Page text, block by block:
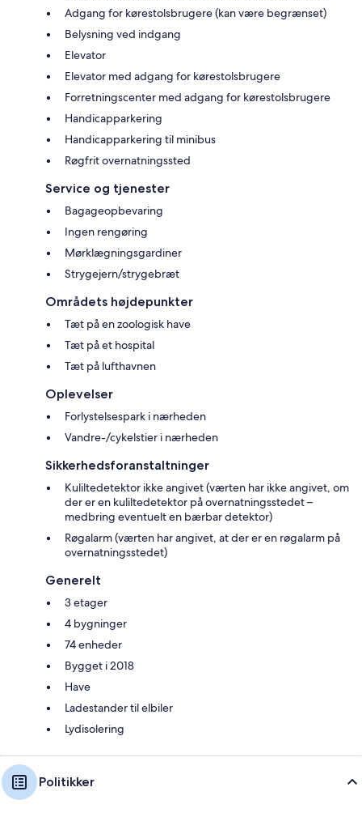
Adgang for kørestolsbrugere (kan være begrænset)
Belysning ved indgang
Elevator
Elevator med adgang for kørestolsbrugere
Forretningscenter med adgang for kørestolsbrugere
Handicapparkering
Handicapparkering til minibus
Røgfrit overnatningssted
Service og tjenester
Bagageopbevaring
Ingen rengøring
Mørklægningsgardiner
Strygejern/strygebræt
Områdets højdepunkter
Tæt på en zoologisk have
Tæt på et hospital
Tæt på lufthavnen
Oplevelser
Forlystelsespark i nærheden
Vandre-/cykelstier i nærheden
Sikkerhedsforanstaltninger
Kuliltedetektor ikke angivet (værten har ikke angivet, om
der er en kuliltedetektor på overnatningsstedet –
medbring eventuelt en bærbar detektor)
Røgalarm (værten har angivet, at der er en røgalarm på
overnatningsstedet)
Generelt
3 etager
4 bygninger
74 enheder
Bygget i 2018
Have
Ladestander til elbiler
Lydisolering
Politikker